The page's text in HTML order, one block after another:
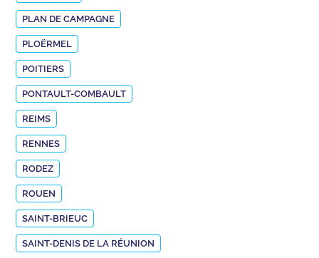
PLAN DE CAMPAGNE
PLOËRMEL
POITIERS
PONTAULT-COMBAULT
REIMS
RENNES
RODEZ
ROUEN
SAINT-BRIEUC
SAINT-DENIS DE LA RÉUNION